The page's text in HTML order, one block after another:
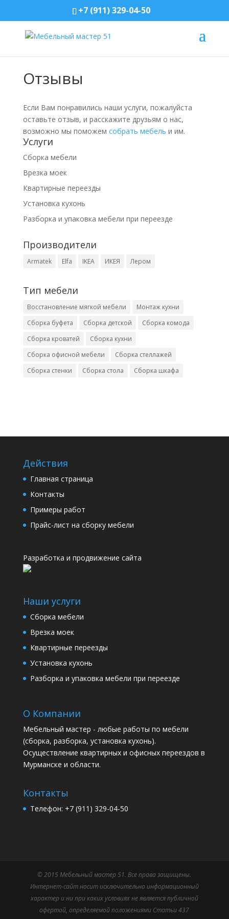
+7 (911) 329-04-50
Отзывы
Если Вам понравились наши услуги, пожалуйста
оставьте отзыв, и расскажите друзьям о нас,
возможно мы поможем собрать мебель и им.
Услуги
Сборка мебели
Врезка моек
Квартирные переезды
Установка кухонь
Разборка и упаковка мебели при переезде
Производители
Armatek Elfa IKEA ИКЕЯ Лером
Тип мебели
Восстановление мягкой мебели
Монтаж кухни
Сборка буфета
Сборка детской
Сборка комода
Сборка кроватей
Сборка кухни
Сборка офисной мебели
Сборка стеллажей
Сборка стенки
Сборка стола Сборка шкафа
Действия
Главная страница
Контакты
Примеры работ
Прайс-лист на сборку мебели
Разработка и продвижение сайта
Наши услуги
Сборка мебели
Врезка моек
Квартирные переезды
Установка кухонь
Разборка и упаковка мебели при переезде
О Компании
Мебельный мастер - любые работы по мебели
(сборка, разборка, установка кухонь).
Осуществление квартирных и офисных переездов в
Мурманске и области.
Контакты
Телефон: +7 (911) 329-04-50
© 2015 Мебельный мастер 51. Все права защищены.
Интернет-сайт носит исключительно информационный
характер и ни при каких условиях не является публичной
офертой, определяемой положениями Статьи 437